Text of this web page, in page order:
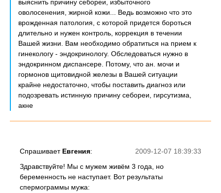
выяснить причину себореи, избыточного
оволосенения, жирной кожи... Ведь возможно что это
врожденная патология, с которой придется бороться
длительно и нужен контроль, коррекция в течении
Вашей жизни. Вам необходимо обратиться на прием к
гинекологу - эндокринологу. Обследоваться нужно в
эндокринном диспансере. Потому, что ан. мочи и
гормонов щитовидной железы в Вашей ситуации
крайне недостаточно, чтобы поставить диагноз или
подозревать истинную причину себореи, гирсутизма,
акне
2009-12-07 18:39:33
Спрашивает Евгения:
Здравствуйте! Мы с мужем живём 3 года, но
беременность не наступает. Вот результаты
спермограммы мужа: